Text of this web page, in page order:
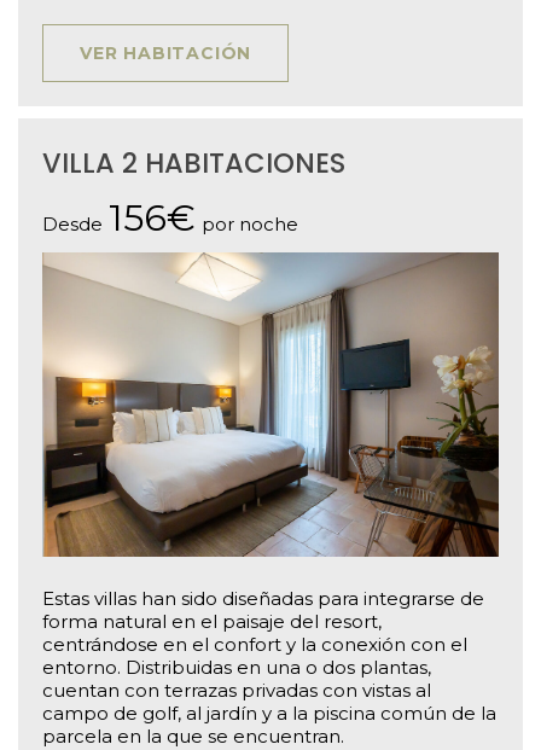
VER HABITACIÓN
VILLA 2 HABITACIONES
Desde 156€ por noche
Estas villas han sido diseñadas para integrarse de
forma natural en el paisaje del resort,
centrándose en el confort y la conexión con el
entorno. Distribuidas en una o dos plantas,
cuentan con terrazas privadas con vistas al
campo de golf, al jardín y a la piscina común de la
parcela en la que se encuentran.